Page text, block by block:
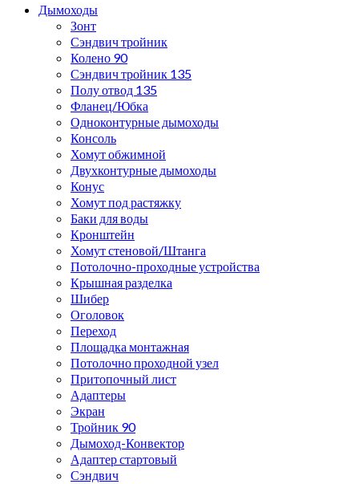
Дымоходы
Зонт
Сэндвич тройник
Колено 90
Сэндвич тройник 135
Полу отвод 135
Фланец/Юбка
Одноконтурные дымоходы
Консоль
Хомут обжимной
Двухконтурные дымоходы
Конус
Хомут под растяжку
Баки для воды
Кронштейн
Хомут стеновой/Штанга
Потолочно-проходные устройства
Крышная разделка
Шибер
Оголовок
Переход
Площадка монтажная
Потолочно проходной узел
Притопочный лист
Адаптеры
Экран
Тройник 90
Дымоход-Конвектор
Адаптер стартовый
Сэндвич